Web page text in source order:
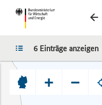
LISTE
6 Einträge anzeigen
+ −